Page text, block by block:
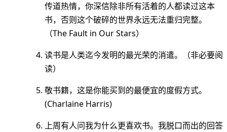
传道热情，你深信除非所有活着的人都读过这本
书，否则这个破碎的世界永远无法重归完整。
（The Fault in Our Stars）
读书是人类迄今发明的最光荣的消遣。（非必要阅
读）
敬书籍，这是你能买到的最便宜的度假方式。
(Charlaine Harris)
上周有人问我为什么更喜欢书。我脱口而出的回答